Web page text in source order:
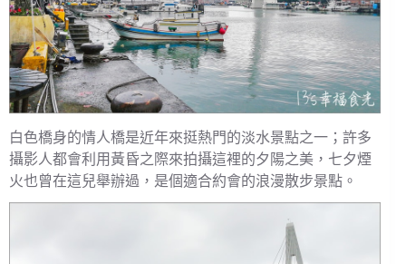
白色橋身的情人橋是近年來挺熱門的淡水景點之一；許多
攝影人都會利用黃昏之際來拍攝這裡的夕陽之美，七夕煙
火也曾在這兒舉辦過，是個適合約會的浪漫散步景點。